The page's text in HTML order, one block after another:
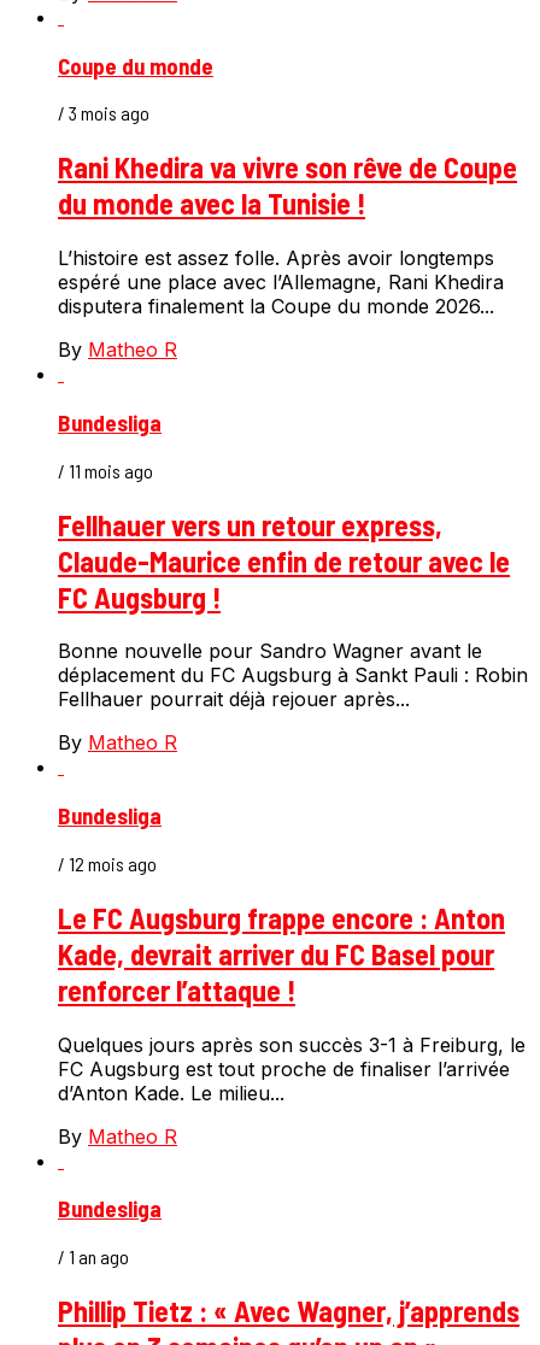
Coupe du monde
/ 3 mois ago
Rani Khedira va vivre son rêve de Coupe
du monde avec la Tunisie !
L’histoire est assez folle. Après avoir longtemps
espéré une place avec l’Allemagne, Rani Khedira
disputera finalement la Coupe du monde 2026...
By Matheo R
Bundesliga
/ 11 mois ago
Fellhauer vers un retour express,
Claude-Maurice enfin de retour avec le
FC Augsburg !
Bonne nouvelle pour Sandro Wagner avant le
déplacement du FC Augsburg à Sankt Pauli : Robin
Fellhauer pourrait déjà rejouer après...
By Matheo R
Bundesliga
/ 12 mois ago
Le FC Augsburg frappe encore : Anton
Kade, devrait arriver du FC Basel pour
renforcer l’attaque !
Quelques jours après son succès 3-1 à Freiburg, le
FC Augsburg est tout proche de finaliser l’arrivée
d’Anton Kade. Le milieu...
By Matheo R
Bundesliga
/ 1 an ago
Phillip Tietz : « Avec Wagner, j’apprends